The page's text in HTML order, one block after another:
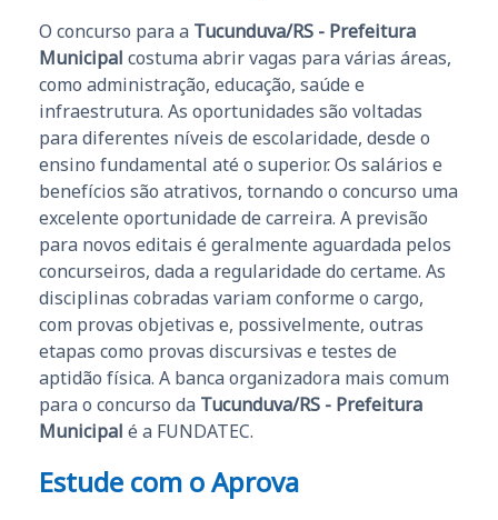
O concurso para a Tucunduva/RS - Prefeitura
Municipal costuma abrir vagas para várias áreas,
como administração, educação, saúde e
infraestrutura. As oportunidades são voltadas
para diferentes níveis de escolaridade, desde o
ensino fundamental até o superior. Os salários e
benefícios são atrativos, tornando o concurso uma
excelente oportunidade de carreira. A previsão
para novos editais é geralmente aguardada pelos
concurseiros, dada a regularidade do certame. As
disciplinas cobradas variam conforme o cargo,
com provas objetivas e, possivelmente, outras
etapas como provas discursivas e testes de
aptidão física. A banca organizadora mais comum
para o concurso da Tucunduva/RS - Prefeitura
Municipal é a FUNDATEC.
Estude com o Aprova